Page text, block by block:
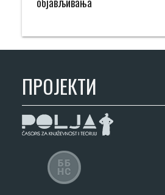
ПРОЈЕКТИ